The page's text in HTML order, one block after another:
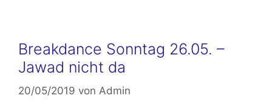
Breakdance Sonntag 26.05. –
Jawad nicht da
20/05/2019 von Admin